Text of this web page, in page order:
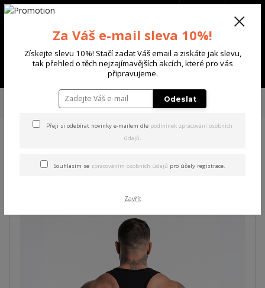
Menu
+420 702 136 620
TRIKA & TÍLKA
Yakuza pánské tílko Yeah Slim Racer
Tanktop black S
Slim Racer Tanktop black S
Za Váš e-mail sleva 10%!
Získejte slevu 10%! Stačí zadat Váš email a ziskáte jak slevu,
tak přehled o těch nejzajímavějších akcích, které pro vás
připravujeme.
Odeslat
Přeji si odebírat novinky e-mailem dle podmínek zpracování osobních
údajů.
Souhlasím se zpracováním osobních údajů pro účely registrace.
Zavřít